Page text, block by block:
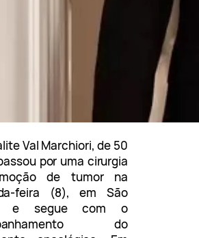
Val Marchiori, de 50
por uma cirurgia
de tumor na
feira (8), em São
e segue com o
do